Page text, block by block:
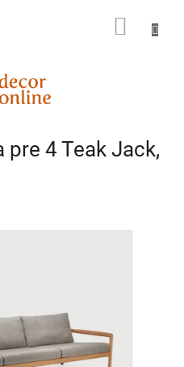
pre 4 Teak Jack,